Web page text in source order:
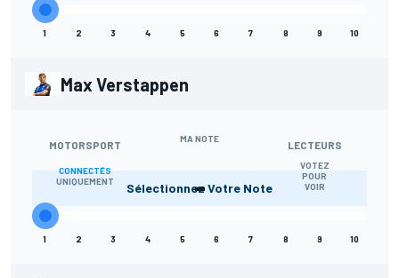
1 2 3 4 5 6 7 8 9 10
Max Verstappen
MOTORSPORT
CONNECTÉS
UNIQUEMENT
MA NOTE
-
LECTEURS
VOTEZ
POUR
VOIR
Sélectionnez Votre Note
1 2 3 4 5 6 7 8 9 10